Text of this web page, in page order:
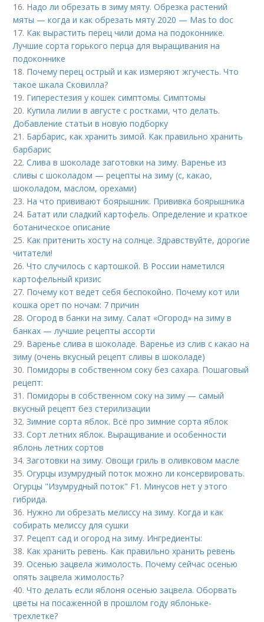
16. Надо ли обрезать в зиму мяту. Обрезка растений
мяты — когда и как обрезать мяту 2020 — Mas to doc
17. Как вырастить перец чили дома на подоконнике.
Лучшие сорта горького перца для выращивания на
подоконнике
18. Почему перец острый и как измеряют жгучесть. Что
такое шкала Сковилла?
19. Гиперестезия у кошек симптомы. Симптомы
20. Купила лилии в августе с ростками, что делать.
Добавление статьи в новую подборку
21. Барбарис, как хранить зимой. Как правильно хранить
барбарис
22.Слива в шоколаде заготовки на зиму. Варенье из
сливы с шоколадом — рецепты на зиму (с, какао,
шоколадом, маслом, орехами)
23. На что прививают боярышник. Прививка боярышника
24. Батат или сладкий картофель. Определение и краткое
ботаническое описание
25. Как притенить хосту на солнце. Здравствуйте, дорогие
читатели!
26.Что случилось с картошкой. В России наметился
картофельный кризис
27. Почему кот ведет себя беспокойно. Почему кот или
кошка орет по ночам: 7 причин
28.Огород в банки на зиму. Салат «Огород» на зиму в
банках — лучшие рецепты ассорти
29. Варенье слива в шоколаде. Варенье из слив с какао на
зиму (очень вкусный рецепт сливы в шоколаде)
30. Помидоры в собственном соку без сахара. Пошаговый
рецепт:
31. Помидоры в собственном соку на зиму — самый
вкусный рецепт без стерилизации
32.Зимние сорта яблок. Всё про зимние сорта яблок
33.Сорт летних яблок. Выращивание и особенности
яблонь летних сортов
34.Заготовки на зиму. Овощи гриль в оливковом масле
35.Огурцы изумрудный поток можно ли консервировать.
Огурцы "Изумрудный поток" F1. Минусов нет у этого
гибрида.
36. Нужно ли обрезать мелиссу на зиму. Когда и как
собирать мелиссу для сушки
37. Рецепт сад и огород на зиму. Ингредиенты:
38. Как хранить ревень. Как правильно хранить ревень
39.Осенью зацвела жимолость. Почему сейчас осенью
опять зацвела жимолость?
40.Что делать если яблоня осенью зацвела. Оборвать
цветы на посаженной в прошлом году яблоньке-
трехлетке?